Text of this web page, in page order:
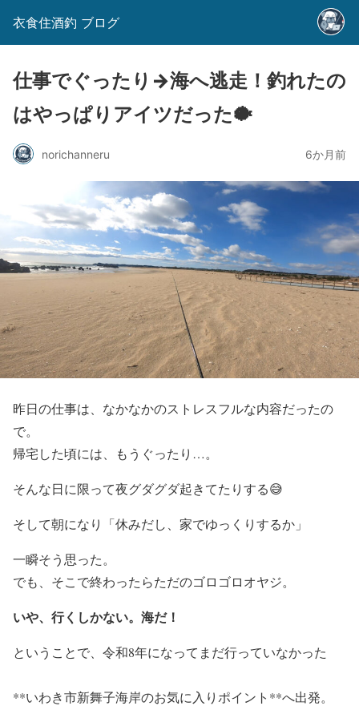
衣食住酒釣 ブログ
仕事でぐったり→海へ逃走！釣れたの
はやっぱりアイツだった🐡
norichanneru 6か月前
昨日の仕事は、なかなかのストレスフルな内容だったの
で。
帰宅した頃には、もうぐったり…。
そんな日に限って夜グダグダ起きてたりする😅
そして朝になり「休みだし、家でゆっくりするか」
一瞬そう思った。
でも、そこで終わったらただのゴロゴロオヤジ。
いや、行くしかない。海だ！
ということで、令和8年になってまだ行っていなかった
**いわき市新舞子海岸のお気に入りポイント**へ出発。